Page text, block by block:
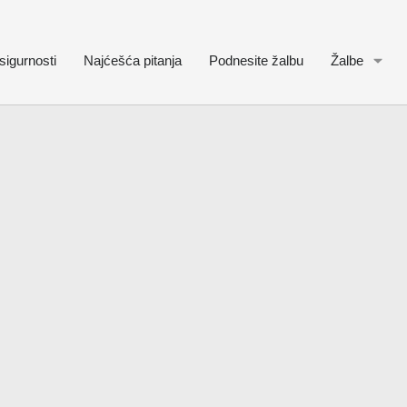
Najćešća pitanja Podnesite žalbu Žalbe